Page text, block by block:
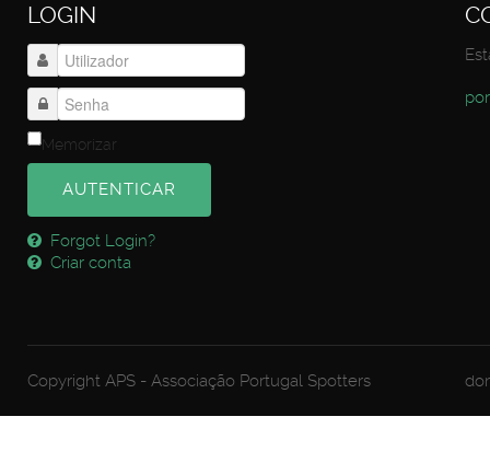
LOGIN
Memorizar
AUTENTICAR
Forgot Login?
Criar conta
Copyright APS - Associação Portugal Spotters